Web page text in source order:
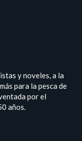
y noveles, a la
para la pesca de
por el
años.